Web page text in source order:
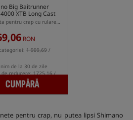
Big Baitrunner
XTB Long Cast
Mulineta pentru crap cu rulare liberă
RON
1 909,69 /
de la 30 de zile
reducere: 1725.16 /
CUMPĂRĂ
pentru crap, nu putea lipsi Shimano